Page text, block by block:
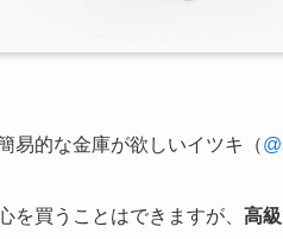
易的な金庫が欲しいイツキ（
を買うことはできますが、 高